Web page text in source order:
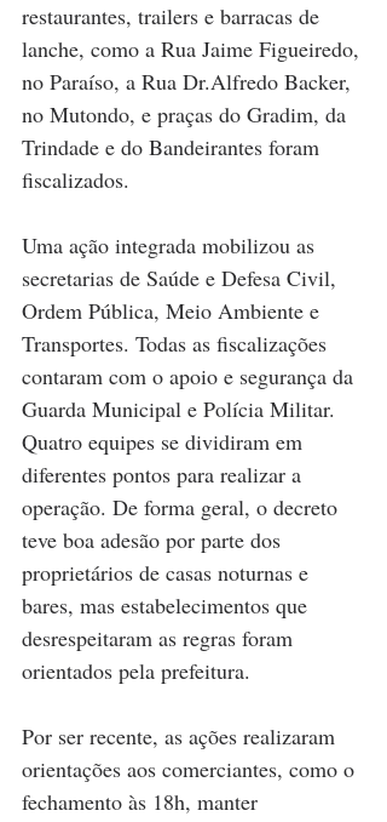
restaurantes, trailers e barracas de
lanche, como a Rua Jaime Figueiredo,
no Paraíso, a Rua Dr.Alfredo Backer,
no Mutondo, e praças do Gradim, da
Trindade e do Bandeirantes foram
fiscalizados.
Uma ação integrada mobilizou as
secretarias de Saúde e Defesa Civil,
Ordem Pública, Meio Ambiente e
Transportes. Todas as fiscalizações
contaram com o apoio e segurança da
Guarda Municipal e Polícia Militar.
Quatro equipes se dividiram em
diferentes pontos para realizar a
operação. De forma geral, o decreto
teve boa adesão por parte dos
proprietários de casas noturnas e
bares, mas estabelecimentos que
desrespeitaram as regras foram
orientados pela prefeitura.
Por ser recente, as ações realizaram
orientações aos comerciantes, como o
fechamento às 18h, manter